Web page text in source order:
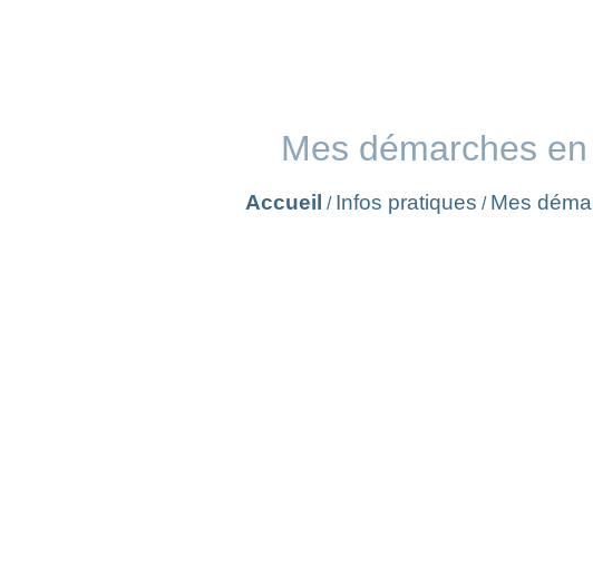
Mes démarches
Accueil / Infos pratiques / Mes